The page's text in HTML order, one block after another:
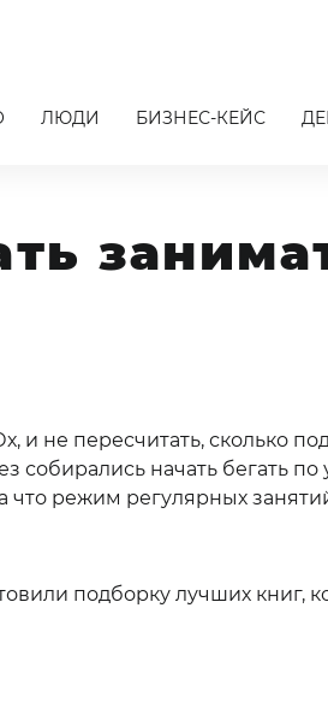
ЛЮДИ БИЗНЕС-КЕЙС
и не пересчитать, сколько
начать бегать по
что режим регулярных
подборку лучших книг,